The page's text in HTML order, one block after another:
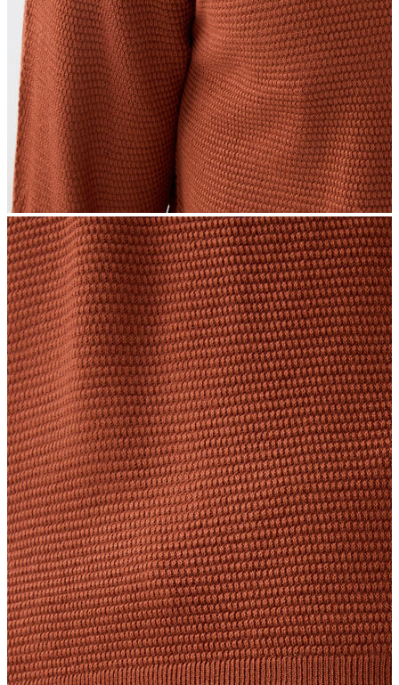
İndirimdekiler
Kadın
Ceket
Hırka
Kaban
Kazak
Mont
Pantolon
Sweatshırt
Gömlek
T-shirt
Elbise
Etek
Atlet
Tayt
Tulum
Bluz
Eşofman Altı
Şort
Yelek
Yağmurluk
Erkek
Ceket
Kaban
Kazak
Pantolon
Sweatshirt
Gömlek
Polo
T-shirt
Atlet
Deniz Şortu
Eşofman Altı
Mont
Şort
Yelek